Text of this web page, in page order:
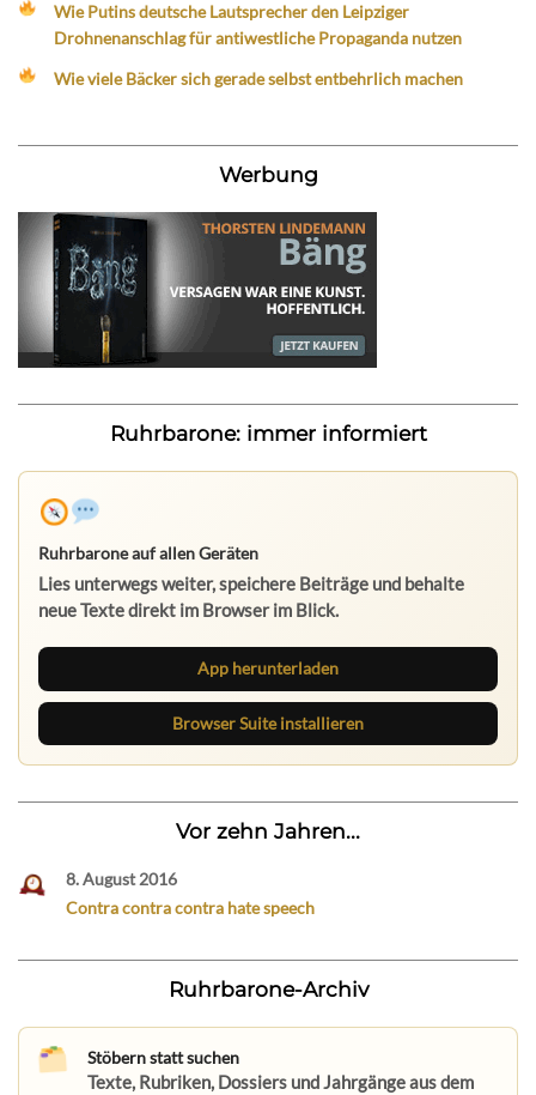
Wie Putins deutsche Lautsprecher den Leipziger
Drohnenanschlag für antiwestliche Propaganda nutzen
Wie viele Bäcker sich gerade selbst entbehrlich machen
Werbung
Ruhrbarone: immer informiert
Ruhrbarone auf allen Geräten
Lies unterwegs weiter, speichere Beiträge und behalte
neue Texte direkt im Browser im Blick.
App herunterladen
Browser Suite installieren
Vor zehn Jahren...
8. August 2016
Contra contra contra hate speech
Ruhrbarone-Archiv
Stöbern statt suchen
Texte, Rubriken, Dossiers und Jahrgänge aus dem